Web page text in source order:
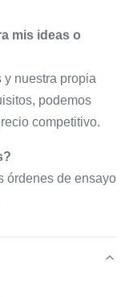
mis ideas o
nuestra propia
podemos
competitivo.
órdenes de ensayo